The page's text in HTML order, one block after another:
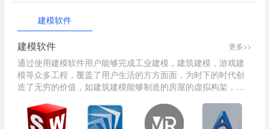
建模软件
建模软件 更多>>
通过使用建模软件用户能够完成工业建模，建筑建模，游戏建
模等众多工程，覆盖了用户生活的方方面面，为时下的时代创
造了无穷的价值，如建筑建模能够制造的房屋的虚拟构架，让
外建模也能够用于虚拟现实制作，创造出虚拟的真实世界中的
场景。因此建模软件在我们的生活中有着极其重要的作用。